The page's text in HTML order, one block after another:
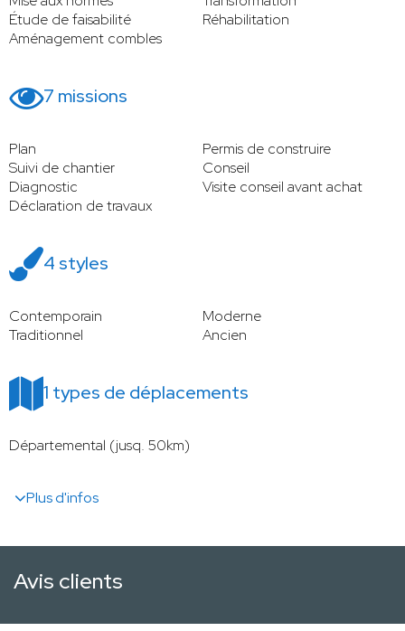
Étude de faisabilité
Réhabilitation
Aménagement combles
7 missions
Plan
Permis de construire
Suivi de chantier
Conseil
Diagnostic
Visite conseil avant achat
Déclaration de travaux
4 styles
Contemporain
Moderne
Traditionnel
Ancien
1 types de déplacements
Départemental (jusq. 50km)
Plus d'infos
Avis clients